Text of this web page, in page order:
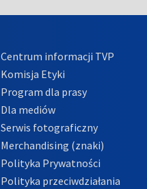
Centrum informacji TVP
Komisja Etyki
Program dla prasy
Dla mediów
Serwis fotograficzny
Merchandising (znaki)
Polityka Prywatności
Polityka przeciwdziałania